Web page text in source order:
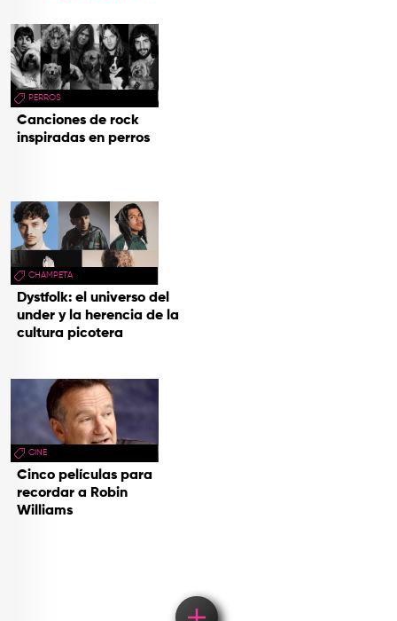
PERROS
Canciones de rock
inspiradas en perros
CHAMPETA
Dystfolk: el universo del
under y la herencia de la
cultura picotera
CINE
Cinco películas para
recordar a Robin
Williams